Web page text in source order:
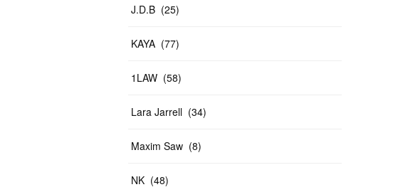
J.D.B (25)
KAYA (77)
1LAW (58)
Lara Jarrell (34)
Maxim Saw (8)
NK (48)